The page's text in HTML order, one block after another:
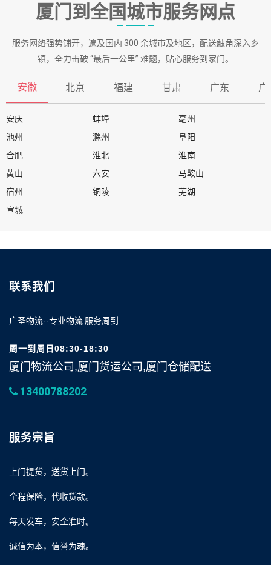
厦门到全国城市服务网点
服务网络强势铺开，遍及国内 300 余城市及地区，配送触角深入乡
镇，全力击破 “最后一公里” 难题，贴心服务到家门。
安徽 北京 福建 甘肃 广东 广
安庆 蚌埠
亳州
池州
滁州
阜阳
合肥
淮北
淮南
黄山
六安
马鞍山
宿州
铜陵
芜湖
宣城
联系我们
广圣物流--专业物流 服务周到
周一到周日08:30-18:30
厦门物流公司,厦门货运公司,厦门仓储配送
13400788202
服务宗旨
上门提货，送货上门。
全程保险，代收货款。
每天发车，安全准时。
诚信为本，信誉为魂。